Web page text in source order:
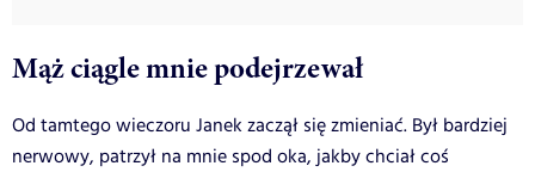
Mąż ciągle mnie podejrzewał
Od tamtego wieczoru Janek zaczął się zmieniać. Był bardziej
nerwowy, patrzył na mnie spod oka, jakby chciał coś